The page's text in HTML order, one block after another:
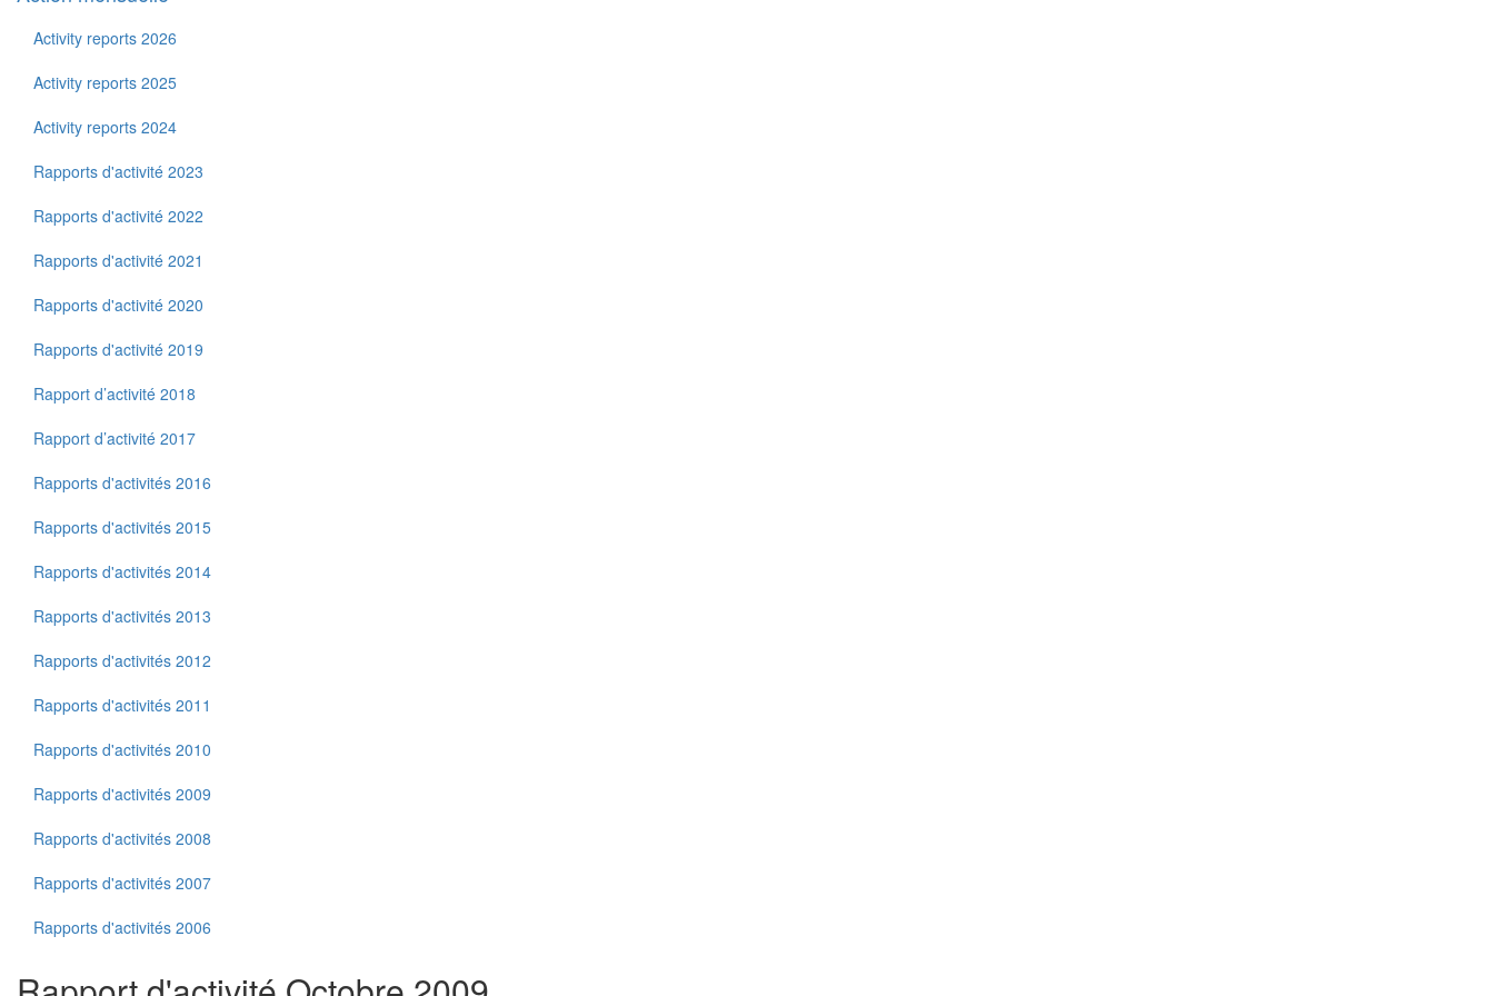
Activity reports 2026
Activity reports 2025
Activity reports 2024
Rapports d'activité 2023
Rapports d'activité 2022
Rapports d'activité 2021
Rapports d'activité 2020
Rapports d'activité 2019
Rapport d’activité 2018
Rapport d’activité 2017
Rapports d'activités 2016
Rapports d'activités 2015
Rapports d'activités 2014
Rapports d'activités 2013
Rapports d'activités 2012
Rapports d'activités 2011
Rapports d'activités 2010
Rapports d'activités 2009
Rapports d'activités 2008
Rapports d'activités 2007
Rapports d'activités 2006